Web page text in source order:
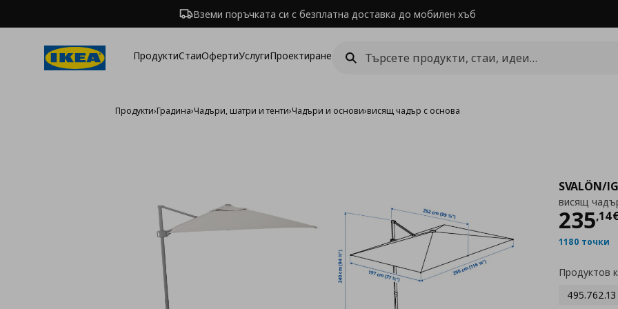
Вземи поръчката си с безплатна доставка до мобилен хъб
ПродуктиСтаиОфертиУслугиПроектиране
Продукти›Градина›Чадъри, шатри и тенти›Чадъри и основи›висящ чадър с основа
SVALÖN/
висящ
235,14
1180 точки
Продуктов
495.762.13